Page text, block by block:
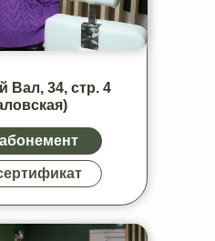
Вал, 34, стр. 4